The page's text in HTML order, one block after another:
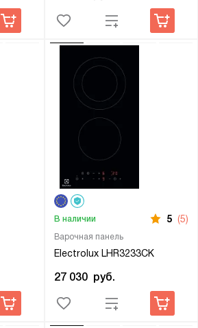
Варочная панель
Electrolux LHR3233CK
В наличии 5 (5)
27 030 руб.